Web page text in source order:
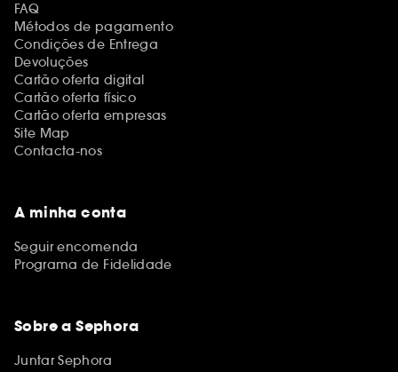
FAQ
Métodos de pagamento
Condições de Entrega
Devoluções
Cartão oferta digital
Cartão oferta físico
Cartão oferta empresas
Site Map
Contacta-nos
A minha conta
Seguir encomenda
Programa de Fidelidade
Sobre a Sephora
Juntar Sephora